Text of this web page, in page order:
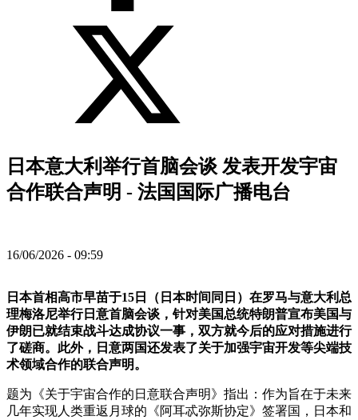
日本意大利举行首脑会谈 发表开发宇宙
合作联合声明 - 法国国际广播电台
16/06/2026 - 09:59
日本首相高市早苗于15日（日本时间同日）在罗马与意大利总
理梅洛尼举行日意首脑会谈，针对美国总统特朗普宣布美国与
伊朗已就结束战斗达成协议一事，双方就今后的应对措施进行
了磋商。此外，日意两国还发表了关于加强宇宙开发等尖端技
术领域合作的联合声明。
题为《关于宇宙合作的日意联合声明》指出：作为旨在于未来
几年实现人类重返月球的《阿耳忒弥斯协定》签署国，日本和